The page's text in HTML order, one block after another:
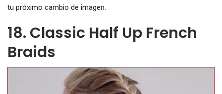
tu próximo cambio de imagen.
18. Classic Half Up French
Braids